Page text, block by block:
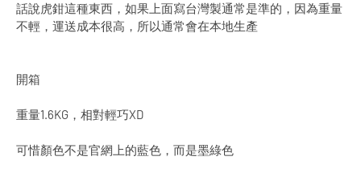
話說虎鉗這種東西，如果上面寫台灣製通常是準的，因為重量
不輕，運送成本很高，所以通常會在本地生產
開箱
重量1.6KG，相對輕巧XD
可惜顏色不是官網上的藍色，而是墨綠色